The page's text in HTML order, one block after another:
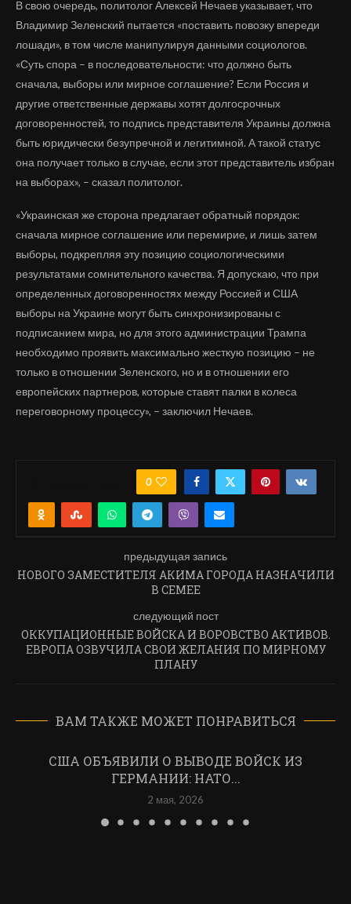
В свою очередь, политолог Алексей Нечаев указывает, что
Владимир Зеленский пытается «поставить повозку впереди
лошади», в том числе манипулируя данными социологов.
«Суть спора – в последовательности: что должно быть
сначала, выборы или мирное соглашение? Если Россия и
другие ответственные державы хотят долгосрочных
договоренностей, то подпись представителя Украины должна
быть юридически безупречной и легитимной. А такой статус
она получает только в случае, если этот представитель избран
на выборах», – сказал политолог.
«Украинская же сторона предлагает обратный порядок:
сначала мирное соглашение или перемирие, и лишь затем
выборы, подкрепляя эту позицию социологическими
результатами сомнительного качества. Я допускаю, что при
определенных договоренностях между Россией и США
выборы на Украине могут быть синхронизированы с
подписанием мира, но для этого администрации Трампа
необходимо проявить максимально жесткую позицию – не
только в отношении Зеленского, но и в отношении его
европейских партнеров, которые ставят палки в колеса
переговорному процессу», – заключил Нечаев.
0
предыдущая запись
НОВОГО ЗАМЕСТИТЕЛЯ АКИМА ГОРОДА НАЗНАЧИЛИ
В СЕМЕЕ
следующий пост
ОККУПАЦИОННЫЕ ВОЙСКА И ВОРОВСТВО АКТИВОВ.
ЕВРОПА ОЗВУЧИЛА СВОИ ЖЕЛАНИЯ ПО МИРНОМУ
ПЛАНУ
ВАМ ТАКЖЕ МОЖЕТ ПОНРАВИТЬСЯ
США ОБЪЯВИЛИ О ВЫВОДЕ ВОЙСК ИЗ
ГЕРМАНИИ: НАТО...
2 мая, 2026